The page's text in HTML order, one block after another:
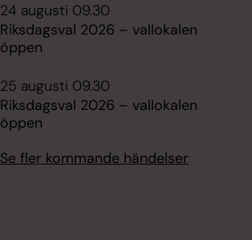
24 augusti 09.30
Riksdagsval 2026 – vallokalen
öppen
25 augusti 09.30
Riksdagsval 2026 – vallokalen
öppen
Se fler kommande händelser